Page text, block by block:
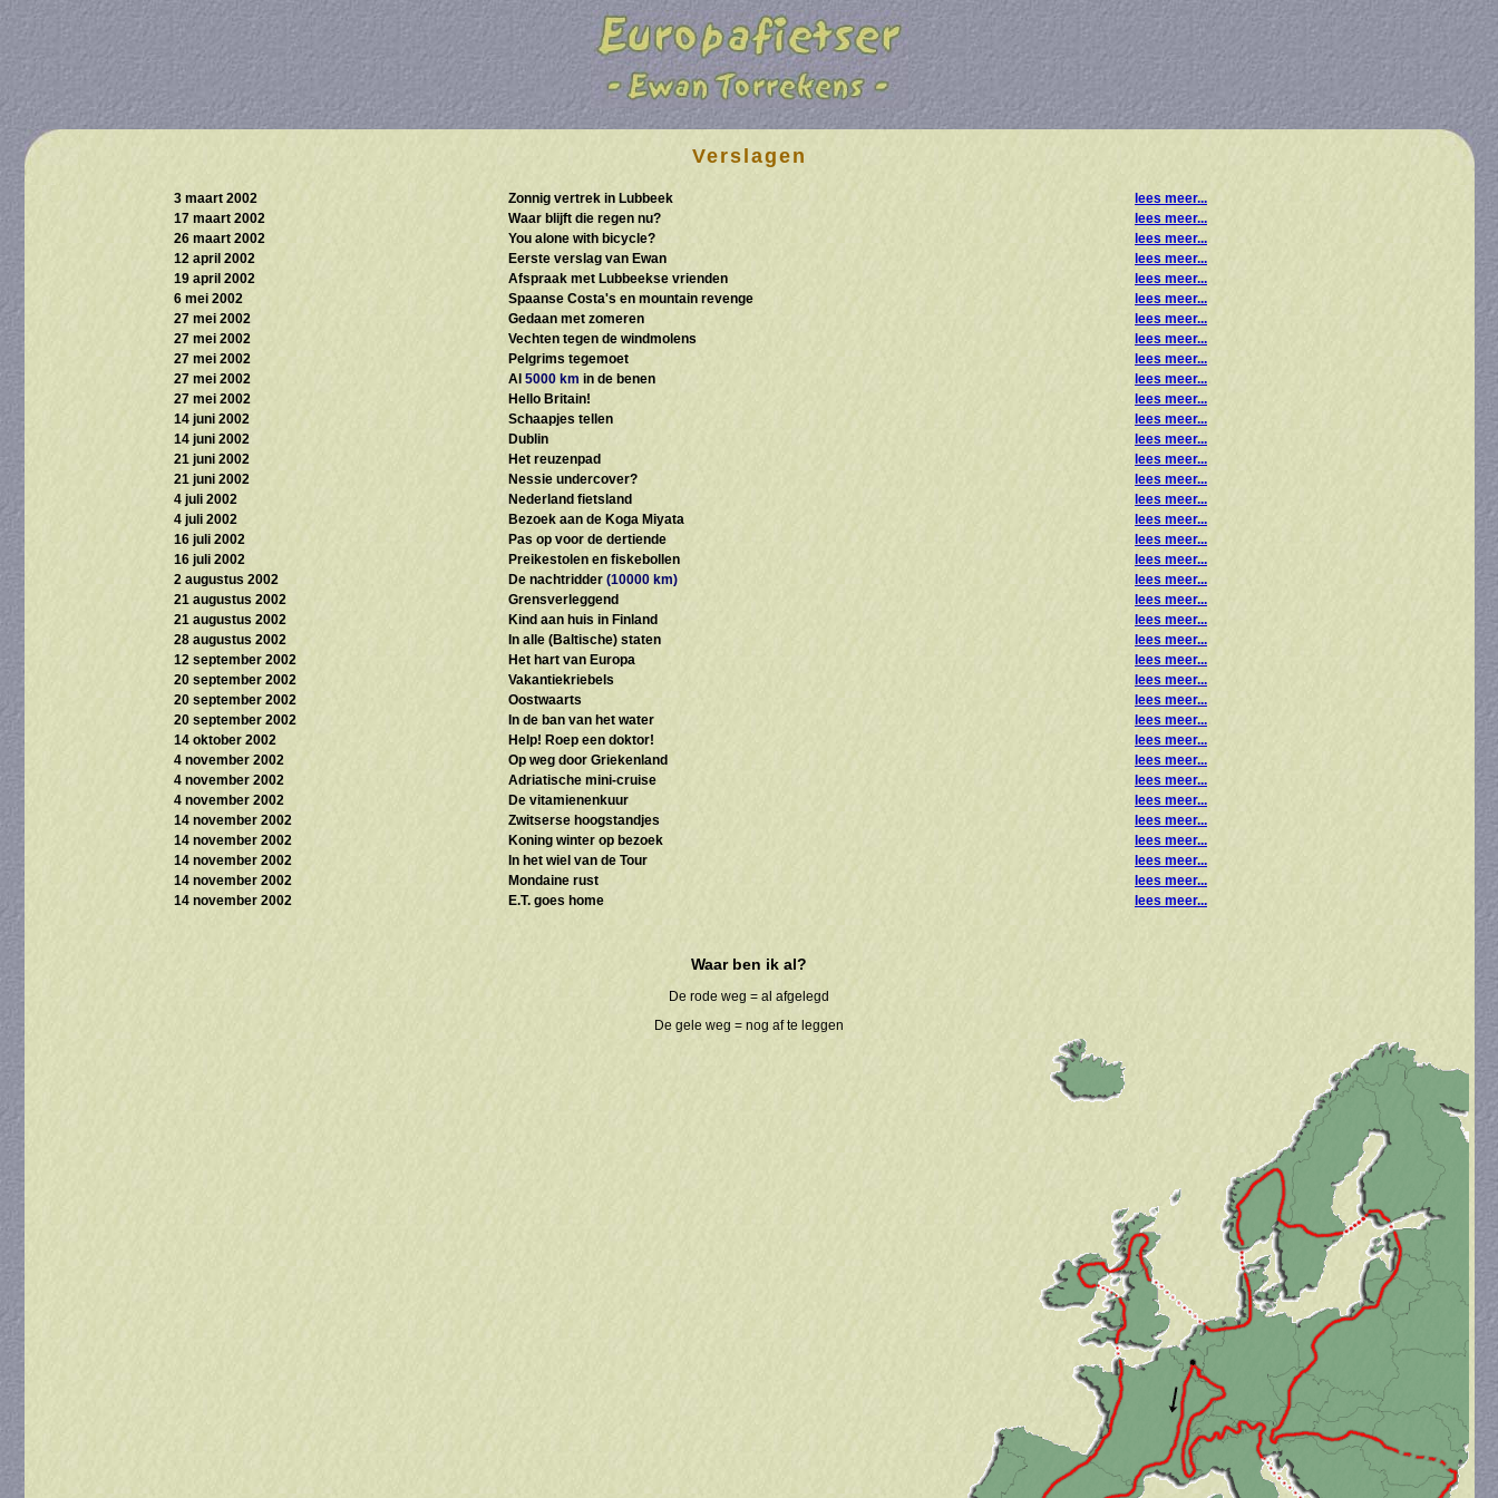
Verslagen
3 maart 2002 Zonnig vertrek in Lubbeek
lees meer...
17 maart 2002
Waar blijft die regen nu?
lees meer...
26 maart 2002
You alone with bicycle?
lees meer...
12 april 2002
Eerste verslag van Ewan
lees meer...
19 april 2002
Afspraak met Lubbeekse vrienden
lees meer...
6 mei 2002
Spaanse Costa's en mountain revenge
lees meer...
27 mei 2002
Gedaan met zomeren
lees meer...
27 mei 2002
Vechten tegen de windmolens
lees meer...
27 mei 2002
Pelgrims tegemoet
lees meer...
27 mei 2002
Al 5000 km in de benen
lees meer...
27 mei 2002
Hello Britain!
lees meer...
14 juni 2002
Schaapjes tellen
lees meer...
14 juni 2002
Dublin
lees meer...
21 juni 2002
Het reuzenpad
lees meer...
21 juni 2002
Nessie undercover?
lees meer...
4 juli 2002
Nederland fietsland
lees meer...
4 juli 2002
Bezoek aan de Koga Miyata
lees meer...
16 juli 2002
Pas op voor de dertiende
lees meer...
16 juli 2002
Preikestolen en fiskebollen
lees meer...
2 augustus 2002
De nachtridder (10000 km)
lees meer...
21 augustus 2002
Grensverleggend
lees meer...
21 augustus 2002
Kind aan huis in Finland
lees meer...
28 augustus 2002
In alle (Baltische) staten
lees meer...
12 september 2002
Het hart van Europa
lees meer...
20 september 2002
Vakantiekriebels
lees meer...
20 september 2002
Oostwaarts
lees meer...
20 september 2002
In de ban van het water
lees meer...
14 oktober 2002
Help! Roep een doktor!
lees meer...
4 november 2002
Op weg door Griekenland
lees meer...
4 november 2002
Adriatische mini-cruise
lees meer...
4 november 2002
De vitamienenkuur
lees meer...
14 november 2002
Zwitserse hoogstandjes
lees meer...
14 november 2002
Koning winter op bezoek
lees meer...
14 november 2002
In het wiel van de Tour
lees meer...
14 november 2002
Mondaine rust
lees meer...
14 november 2002
E.T. goes home lees meer...
Waar ben ik al?
De rode weg = al afgelegd
De gele weg = nog af te leggen